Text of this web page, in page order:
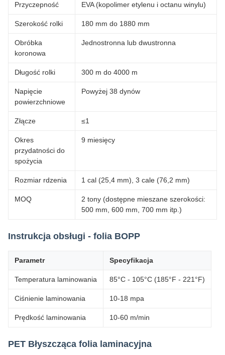
Przyczepność EVA (kopolimer etylenu i octanu winylu)
Szerokość rolki 180 mm do 1880 mm
Obróbka
koronowa
Jednostronna lub dwustronna
Długość rolki 300 m do 4000 m
Napięcie
powierzchniowe
Powyżej 38 dynów
Złącze ≤1
Okres
przydatności do
spożycia
9 miesięcy
Rozmiar rdzenia 1 cal (25,4 mm), 3 cale (76,2 mm)
MOQ
2 tony (dostępne mieszane szerokości:
500 mm, 600 mm, 700 mm itp.)
Instrukcja obsługi - folia BOPP
Parametr Specyfikacja
Temperatura laminowania 85°C - 105°C (185°F - 221°F)
Ciśnienie laminowania 10-18 mpa
Prędkość laminowania 10-60 m/min
PET Błyszcząca folia laminacyjna